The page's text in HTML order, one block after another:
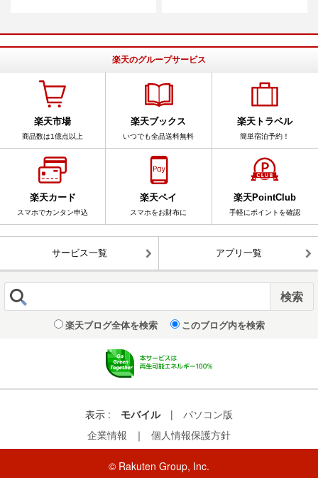
楽天のグループサービス
楽天市場
商品数は1億点以上
楽天ブックス
いつでも全品送料無料
楽天トラベル
簡単宿泊予約！
楽天カード
スマホでカンタン申込
楽天ペイ
スマホをお財布に
楽天PointClub
手軽にポイントを確認
サービス一覧 アプリ一覧
楽天ブログ全体を検索 このブログ内を検索
表示 : モバイル |
パソコン版
企業情報
｜ 個人情報保護方針
© Rakuten Group, Inc.